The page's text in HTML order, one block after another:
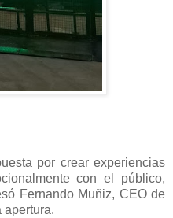
por crear experiencias
con el público,
Fernando Muñiz, CEO de
apertura.